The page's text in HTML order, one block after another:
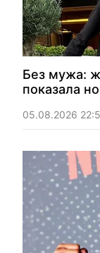
Без мужа:
показала
05.08.2026